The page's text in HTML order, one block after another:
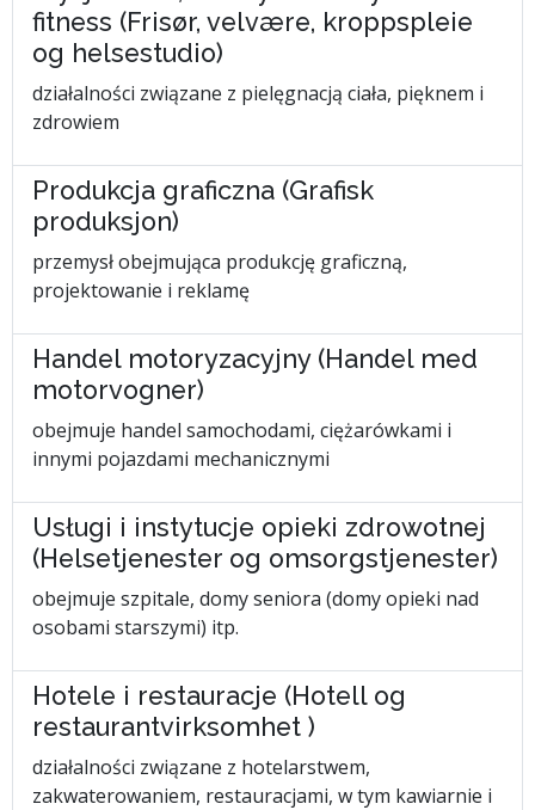
fitness (Frisør, velvære, kroppspleie
og helsestudio)
działalności związane z pielęgnacją ciała, pięknem i
zdrowiem
Produkcja graficzna (Grafisk
produksjon)
przemysł obejmująca produkcję graficzną,
projektowanie i reklamę
Handel motoryzacyjny (Handel med
motorvogner)
obejmuje handel samochodami, ciężarówkami i
innymi pojazdami mechanicznymi
Usługi i instytucje opieki zdrowotnej
(Helsetjenester og omsorgstjenester)
obejmuje szpitale, domy seniora (domy opieki nad
osobami starszymi) itp.
Hotele i restauracje (Hotell og
restaurantvirksomhet )
działalności związane z hotelarstwem,
zakwaterowaniem, restauracjami, w tym kawiarnie i